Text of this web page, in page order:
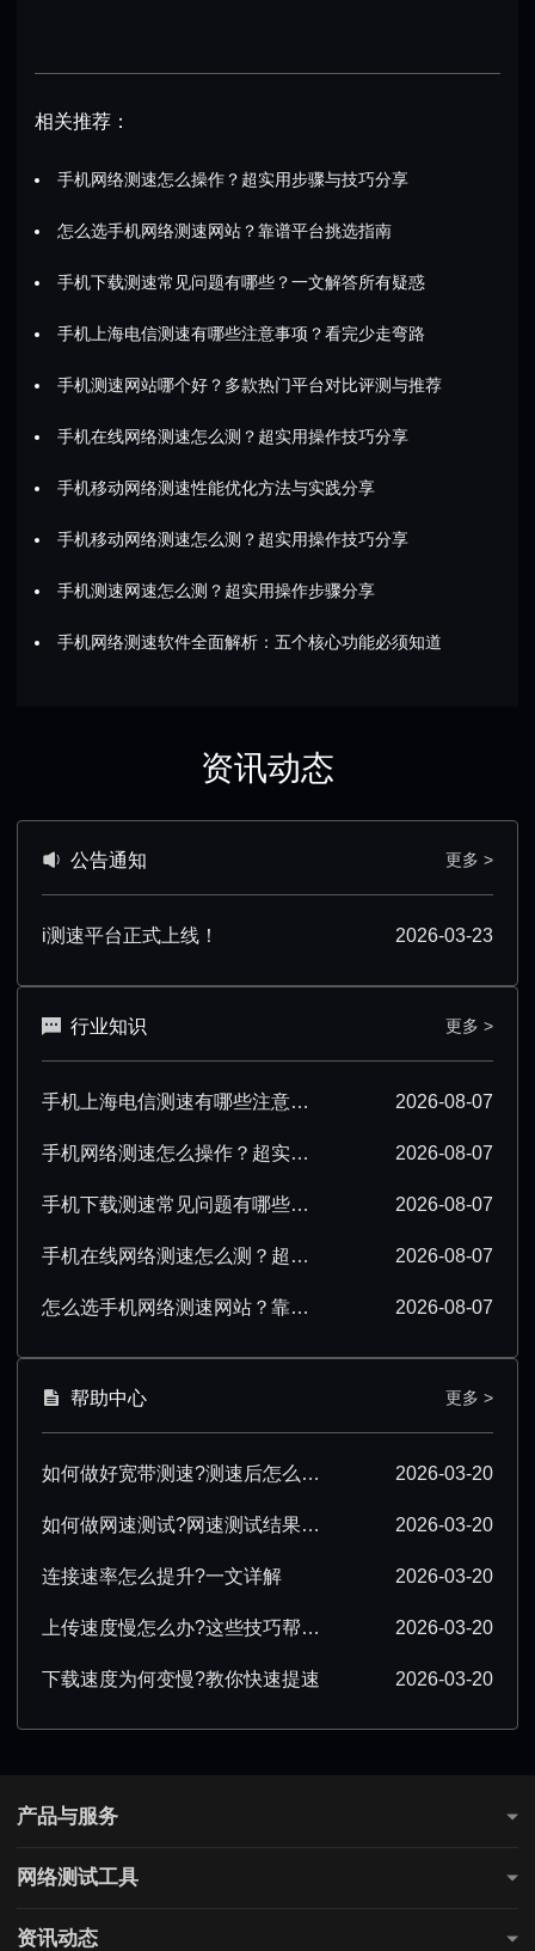
相关推荐：
手机网络测速怎么操作？超实用步骤与技巧分享
怎么选手机网络测速网站？靠谱平台挑选指南
手机下载测速常见问题有哪些？一文解答所有疑惑
手机上海电信测速有哪些注意事项？看完少走弯路
手机测速网站哪个好？多款热门平台对比评测与推荐
手机在线网络测速怎么测？超实用操作技巧分享
手机移动网络测速性能优化方法与实践分享
手机移动网络测速怎么测？超实用操作技巧分享
手机测速网速怎么测？超实用操作步骤分享
手机网络测速软件全面解析：五个核心功能必须知道
资讯动态
公告通知 更多 >
i测速平台正式上线！ 2026-03-23
行业知识 更多 >
手机上海电信测速有哪些注意事项？看完少走弯路 2026-08-07
手机网络测速怎么操作？超实用步骤与技巧分享 2026-08-07
手机下载测速常见问题有哪些？一文解答所有疑惑 2026-08-07
手机在线网络测速怎么测？超实用操作技巧分享 2026-08-07
怎么选手机网络测速网站？靠谱平台挑选指南 2026-08-07
帮助中心 更多 >
如何做好宽带测速?测速后怎么优化? 2026-03-20
如何做网速测试?网速测试结果怎么解读? 2026-03-20
连接速率怎么提升?一文详解 2026-03-20
上传速度慢怎么办?这些技巧帮你提速 2026-03-20
下载速度为何变慢?教你快速提速 2026-03-20
产品与服务
测网速
网络测试工具
网站连通性测试
资讯动态